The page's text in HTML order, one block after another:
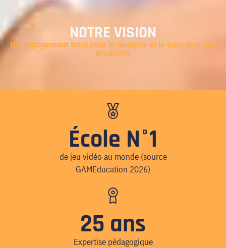
NOTRE VISION
Un engagement total pour la réussite et le bien-être des
étudiants
École N°1
de jeu vidéo au monde (source
GAMEducation 2026)
25 ans
Expertise pédagogique